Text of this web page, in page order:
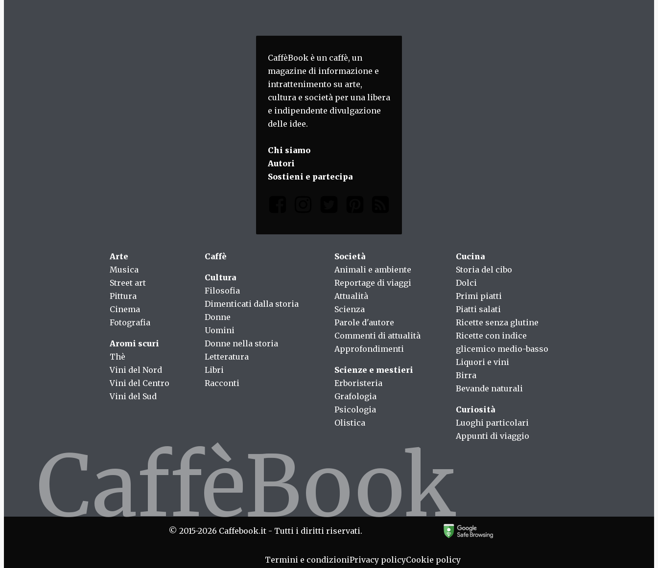
CaffèBook
CaffèBook è un caffè, un
magazine di informazione e
intrattenimento su arte,
cultura e società per una libera
e indipendente divulgazione
delle idee.
Chi siamo
Autori
Sostieni e partecipa
Arte
Musica
Street art
Pittura
Cinema
Fotografia
Aromi scuri
Thè
Vini del Nord
Vini del Centro
Vini del Sud
Caffè
Cultura
Filosofia
Dimenticati dalla storia
Donne
Uomini
Donne nella storia
Letteratura
Libri
Racconti
Società
Animali e ambiente
Reportage di viaggi
Attualità
Scienza
Parole d'autore
Commenti di attualità
Approfondimenti
Scienze e mestieri
Erboristeria
Grafologia
Psicologia
Olistica
Cucina
Storia del cibo
Dolci
Primi piatti
Piatti salati
Ricette senza glutine
Ricette con indice
glicemico medio-basso
Liquori e vini
Birra
Bevande naturali
Curiosità
Luoghi particolari
Appunti di viaggio
© 2015-2026 Caffebook.it - Tutti i diritti riservati.
Termini e condizioniPrivacy policyCookie policy